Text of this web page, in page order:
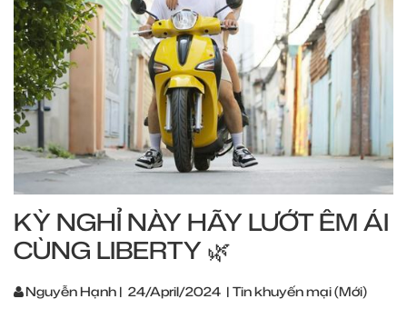
KỲ NGHỈ NÀY HÃY LƯỚT ÊM ÁI
CÙNG LIBERTY 🌿
Nguyễn Hạnh | 24/April/2024 | Tin khuyến mại (Mới)